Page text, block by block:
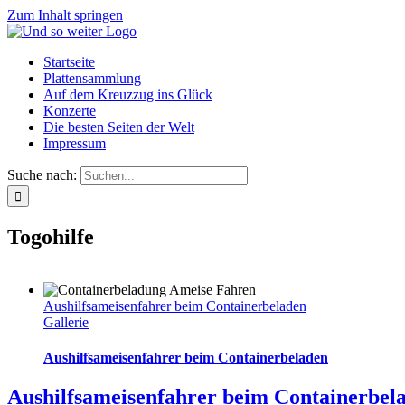
Zum Inhalt springen
Startseite
Plattensammlung
Auf dem Kreuzzug ins Glück
Konzerte
Die besten Seiten der Welt
Impressum
Suche nach:
Togohilfe
Aushilfsameisenfahrer beim Containerbeladen
Gallerie
Aushilfsameisenfahrer beim Containerbeladen
Aushilfsameisenfahrer beim